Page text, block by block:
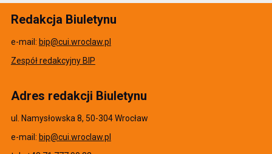
Redakcja Biuletynu
e-mail: bip@cui.wroclaw.pl
Zespół redakcyjny BIP
Adres redakcji Biuletynu
ul. Namysłowska 8, 50-304 Wrocław
e-mail: bip@cui.wroclaw.pl